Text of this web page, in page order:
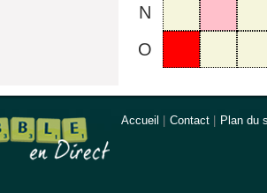
N
O
Accueil Contact Plan du